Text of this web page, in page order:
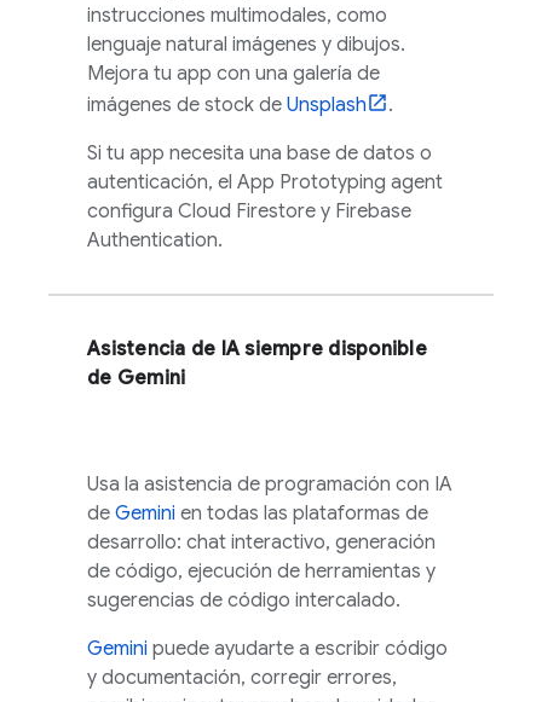
instrucciones multimodales, como
lenguaje natural imágenes y dibujos.
Mejora tu app con una galería de
imágenes de stock de Unsplash
.
Si tu app necesita una base de datos o
autenticación, el App Prototyping agent
configura Cloud Firestore y Firebase
Authentication.
Asistencia de IA siempre disponible
de Gemini
Usa la asistencia de programación con IA
de Gemini en todas las plataformas de
desarrollo: chat interactivo, generación
de código, ejecución de herramientas y
sugerencias de código intercalado.
Gemini puede ayudarte a escribir código
y documentación, corregir errores,